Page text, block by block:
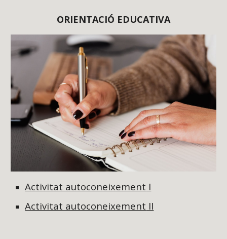
ORIENTACIÓ EDUCATIVA
Activitat autoconeixement I
Activitat autoconeixement II